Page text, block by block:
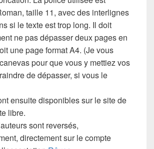
taille 11, avec des interlignes
si le texte est trop long. Il doit
ne pas dépasser deux pages en
une page format A4. (Je vous
pour que vous y mettiez vos
de dépasser, si vous le
ensuite disponibles sur le site de
libre.
sont reversés,
directement sur le compte